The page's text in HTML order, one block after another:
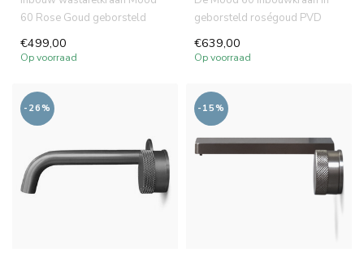
60 Rose Goud geborsteld
voll...
€499,00
Op voorraad
geborsteld roségoud PVD
du...
€639,00
Op voorraad
-26% -15%